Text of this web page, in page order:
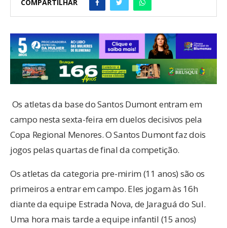
COMPARTILHAR
Os atletas da base do Santos Dumont entram em
campo nesta sexta-feira em duelos decisivos pela
Copa Regional Menores. O Santos Dumont faz dois
jogos pelas quartas de final da competição.
Os atletas da categoria pre-mirim (11 anos) são os
primeiros a entrar em campo. Eles jogam às 16h
diante da equipe Estrada Nova, de Jaraguá do Sul.
Uma hora mais tarde a equipe infantil (15 anos)